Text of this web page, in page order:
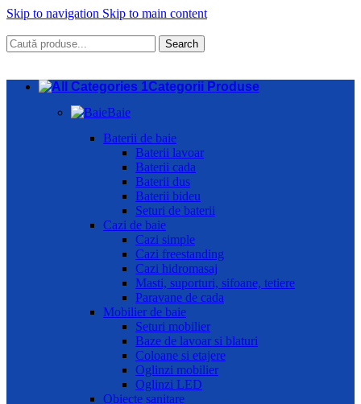
Skip to navigation Skip to main content
Search
Categorii Produse
Baie
Baterii de baie
Baterii lavoar
Baterii cada
Baterii dus
Baterii bideu
Seturi de baterii
Cazi de baie
Cazi simple
Cazi freestanding
Cazi hidromasaj
Masti, suporturi, sifoane, tetiere
Paravane de cada
Mobilier de baie
Seturi mobilier
Baze de lavoar si blaturi
Coloane si etajere
Oglinzi mobilier
Oglinzi LED
Obiecte sanitare